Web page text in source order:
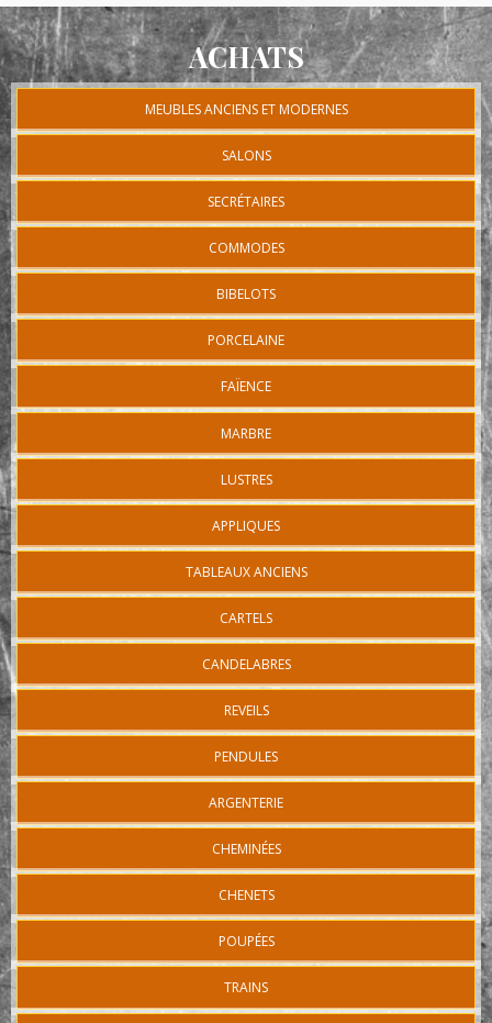
ACHATS
MEUBLES ANCIENS ET MODERNES
SALONS
SECRÉTAIRES
COMMODES
BIBELOTS
PORCELAINE
FAÏENCE
MARBRE
LUSTRES
APPLIQUES
TABLEAUX ANCIENS
CARTELS
CANDELABRES
REVEILS
PENDULES
ARGENTERIE
CHEMINÉES
CHENETS
POUPÉES
TRAINS